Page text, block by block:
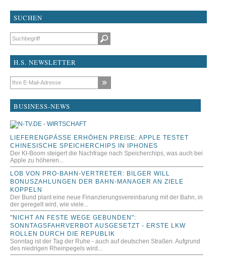
SUCHEN
Suchbegriffe
H.S. NEWSLETTER
E-Mail-Adresse
BUSINESS-NEWS
LIEFERENGPÄSSE ERHÖHEN PREISE: APPLE TESTET
CHINESISCHE SPEICHERCHIPS IN IPHONES
Der KI-Boom steigert die Nachfrage nach Speicherchips, was auch bei
Apple zu höheren...
LOB VON PRO-BAHN-VERTRETER: BILGER WILL
BONUSZAHLUNGEN DER BAHN-MANAGER AN ZIELE
KOPPELN
Der Bund plant eine neue Finanzierungsvereinbarung mit der Bahn, in
der geregelt wird, wie viele...
"NICHT AN FESTE WEGE GEBUNDEN":
SONNTAGSFAHRVERBOT AUSGESETZT - ERSTE LKW
ROLLEN DURCH DIE REPUBLIK
Sonntag ist der Tag der Ruhe - auch auf deutschen Straßen. Aufgrund
des niedrigen Rheinpegels wird...